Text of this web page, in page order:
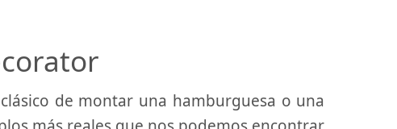
de montar una hamburguesa o una